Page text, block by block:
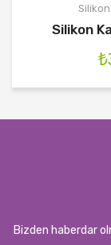
Silikon
Silikon
₺
Bizden haberdar